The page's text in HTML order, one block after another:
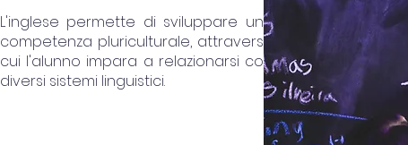
L'inglese permette di sviluppare una
competenza pluriculturale, attraverso
cui l'alunno impara a relazionarsi con
diversi sistemi linguistici.